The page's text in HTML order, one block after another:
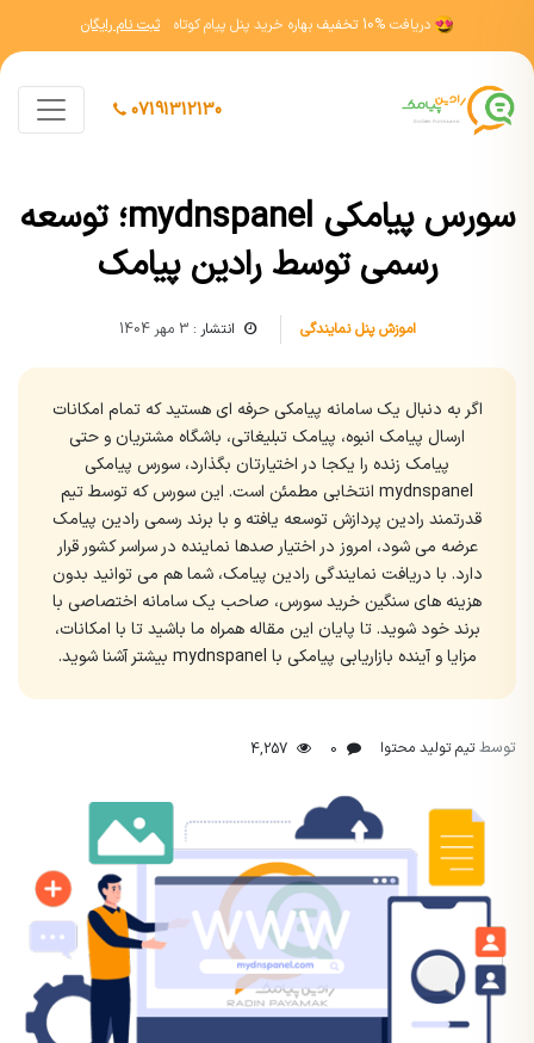
دریافت 10% تخفیف بهاره خرید پنل پیام کوتاه ثبت نام رایگان
07191312130
سورس پیامکی mydnspanel؛ توسعه
رسمی توسط رادین پیامک
اموزش پنل نمایندگی انتشار :3 مهر 1404
اگر به دنبال یک سامانه پیامکی حرفه ای هستید که تمام امکانات
ارسال پیامک انبوه، پیامک تبلیغاتی، باشگاه مشتریان و حتی
پیامک زنده را یکجا در اختیارتان بگذارد، سورس پیامکی
mydnspanel انتخابی مطمئن است. این سورس که توسط تیم
قدرتمند رادین پردازش توسعه یافته و با برند رسمی رادین پیامک
عرضه می شود، امروز در اختیار صدها نماینده در سراسر کشور قرار
دارد. با دریافت نمایندگی رادین پیامک، شما هم می توانید بدون
هزینه های سنگین خرید سورس، صاحب یک سامانه اختصاصی با
برند خود شوید. تا پایان این مقاله همراه ما باشید تا با امکانات،
مزایا و آینده بازاریابی پیامکی با mydnspanel بیشتر آشنا شوید.
توسطتیم تولید محتوا 0
4,257